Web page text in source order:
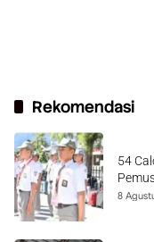
Rekomendasi
54
8